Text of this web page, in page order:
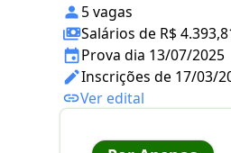
5 vagas
Salários de R$
Prova dia 13/07/2025
Inscrições de 17/03/
Ver edital